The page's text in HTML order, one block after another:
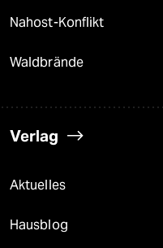
Nahost-Konflikt
Waldbrände
Verlag
Aktuelles
Hausblog